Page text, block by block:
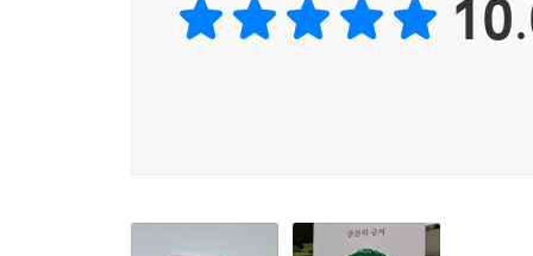
작품 전반에 걸쳐 콜레트는 연인, 친구, 고양이
콜레트 글쓰기의 정수